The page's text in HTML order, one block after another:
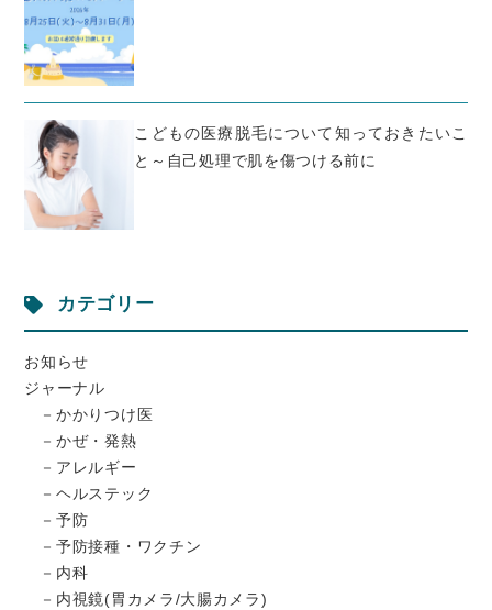
こどもの医療脱毛について知っておきたいこ
と～自己処理で肌を傷つける前に
カテゴリー
お知らせ
ジャーナル
かかりつけ医
かぜ・発熱
アレルギー
ヘルステック
予防
予防接種・ワクチン
内科
内視鏡(胃カメラ/大腸カメラ)